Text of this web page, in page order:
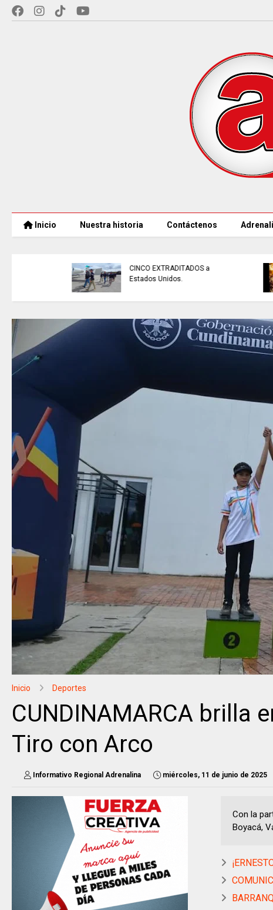
Inicio Nuestra historia Contáctenos
CINCO EXTRADITADOS a
Estados Unidos.
Inicio Deportes
CUNDINAMARCA brilla
Tiro con Arco
Informativo Regional Adrenalina miércoles, 11 de junio de 2025
Con la
Boyacá,